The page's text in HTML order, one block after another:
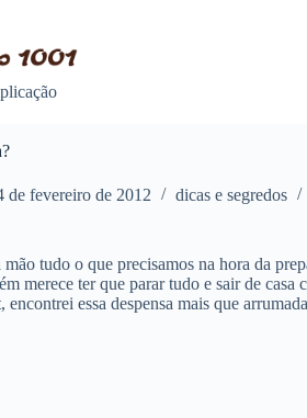
de fevereiro de 2012 dicas e segredos
tudo o que precisamos na hora da
merece ter que parar tudo e sair de casa
encontrei essa despensa mais que